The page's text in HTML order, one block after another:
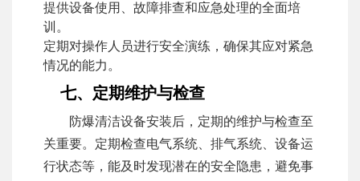
提供设备使用、故障排查和应急处理的全面培
训。
定期对操作人员进行安全演练，确保其应对紧急
情况的能力。
七、定期维护与检查
防爆清洁设备安装后，定期的维护与检查至
关重要。定期检查电气系统、排气系统、设备运
行状态等，能及时发现潜在的安全隐患，避免事